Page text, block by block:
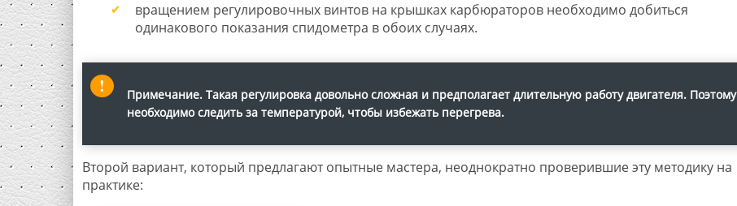
вращением регулировочных винтов на крышках карбюраторов необходимо добиться
одинакового показания спидометра в обоих случаях.
Примечание.Такая регулировка довольно сложная и предполагает длительную работу двигателя. Поэтому
необходимо следить за температурой, чтобы избежать перегрева.
Второй вариант, который предлагают опытные мастера, неоднократно проверившие эту методику на
практике: